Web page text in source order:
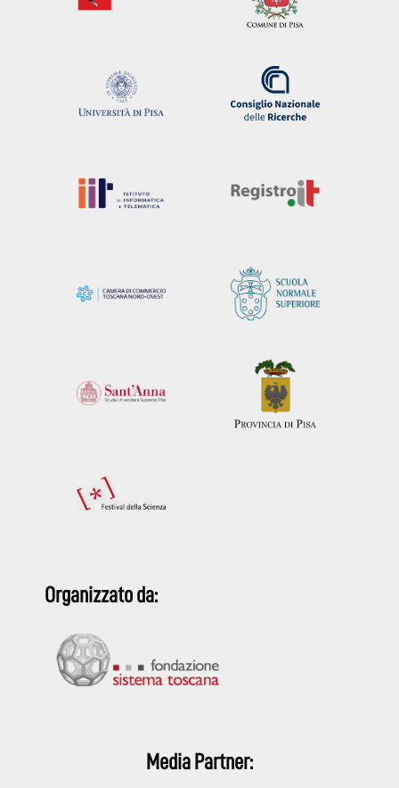
Organizzato da:
Media Partner: